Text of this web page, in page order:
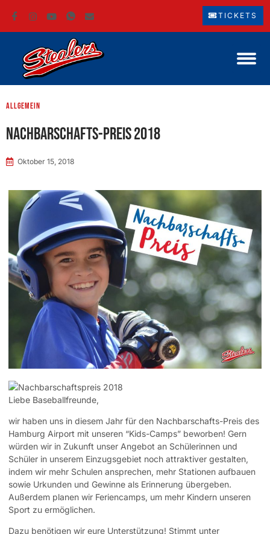
TICKETS
Allgemein
Nachbarschafts-Preis 2018
Oktober 15, 2018
Liebe Baseballfreunde,
wir haben uns in diesem Jahr für den Nachbarschafts-Preis des
Hamburg Airport mit unseren “Kids-Camps” beworben! Gern
würden wir in Zukunft unser Angebot an Schülerinnen und
Schüler in unserem Einzugsgebiet noch attraktiver gestalten,
indem wir mehr Schulen ansprechen, mehr Stationen aufbauen
sowie Urkunden und Gewinne als Erinnerung übergeben.
Außerdem planen wir Feriencamps, um mehr Kindern unseren
Sport zu ermöglichen.
Dazu benötigen wir eure Unterstützung! Stimmt unter